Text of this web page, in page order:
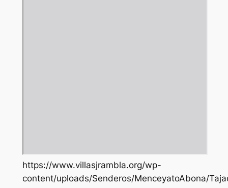
https://www.villasjrambla.org/wp-
content/uploads/Senderos/MenceyatoAbona/